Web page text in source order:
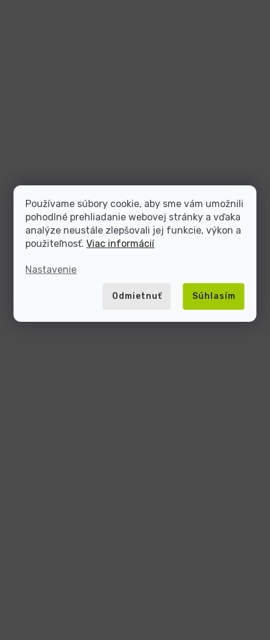
Používame súbory cookie, aby sme vám umožnili
pohodlné prehliadanie webovej stránky a vďaka
analýze neustále zlepšovali jej funkcie, výkon a
použiteľnosť.Viac informácií
Nastavenie
Odmietnuť Súhlasím